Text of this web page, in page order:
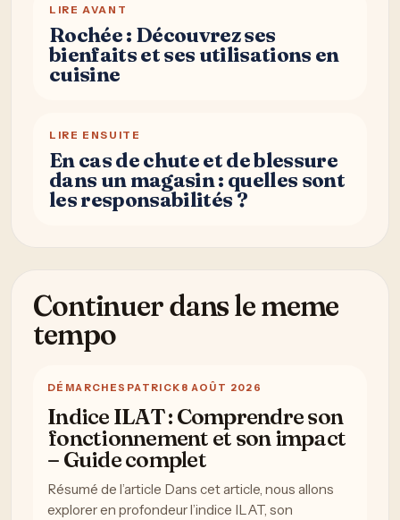
LIRE AVANT
Rochée : Découvrez ses
bienfaits et ses utilisations en
cuisine
LIRE ENSUITE
En cas de chute et de blessure
dans un magasin : quelles sont
les responsabilités ?
Continuer dans le meme
tempo
DÉMARCHES PATRICK 8 AOÛT 2026
Indice ILAT : Comprendre son
fonctionnement et son impact
– Guide complet
Résumé de l’article Dans cet article, nous allons
explorer en profondeur l’indice ILAT, son